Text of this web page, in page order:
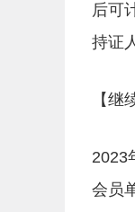
后可
持证
【继
2023
会员